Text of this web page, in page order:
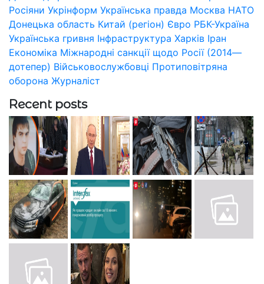
Росіяни Укрінформ Українська правда Москва НАТО
Донецька область Китай (регіон) Євро РБК-Україна
Українська гривня Інфраструктура Харків Іран
Економіка Міжнародні санкції щодо Росії (2014—
дотепер) Військовослужбовці Протиповітряна
оборона Журналіст
Recent posts